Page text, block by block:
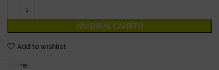
AÑADIR AL CARRITO
Add to wishlist
Share: